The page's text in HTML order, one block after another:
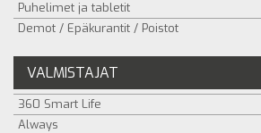
Puhelimet ja tabletit
Demot / Epäkurantit / Poistot
VALMISTAJAT
360 Smart Life
Always